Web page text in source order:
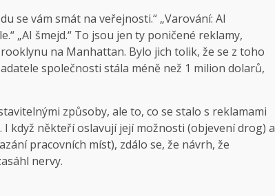
se vám smát na veřejnosti.“ „Varování: AI
„AI šmejd.“ To jsou jen ty poničené reklamy,
na Manhattan. Bylo jich tolik, že se z toho
společnosti stála méně než 1 milion dolarů,
způsoby, ale to, co se stalo s reklamami
když někteří oslavují její možnosti (objevení drog) a
pracovních míst), zdálo se, že návrh, že
nervy.